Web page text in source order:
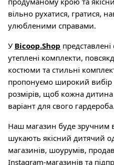
вільно рухатися, гратися,
улюбленими справами.
У Bicoop.Shop
утеплені комплекти,
костюми та стильні
пропонуємо широкий вибір
розмірів, щоб кожна
варіант для свого гардероба.
Наш магазин буде зручним
шукають якісний дитячий
магазинів, шоурумів,
Instagram-магазинів та